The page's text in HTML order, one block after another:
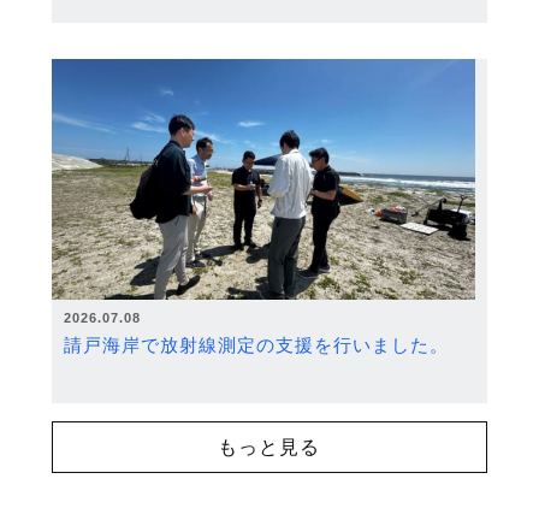
2026.07.08
請戸海岸で放射線測定の支援を行いました。
もっと見る